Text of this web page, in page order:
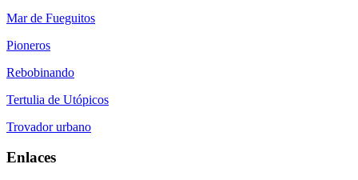
Mar de Fueguitos
Pioneros
Rebobinando
Tertulia de Utópicos
Trovador urbano
Enlaces